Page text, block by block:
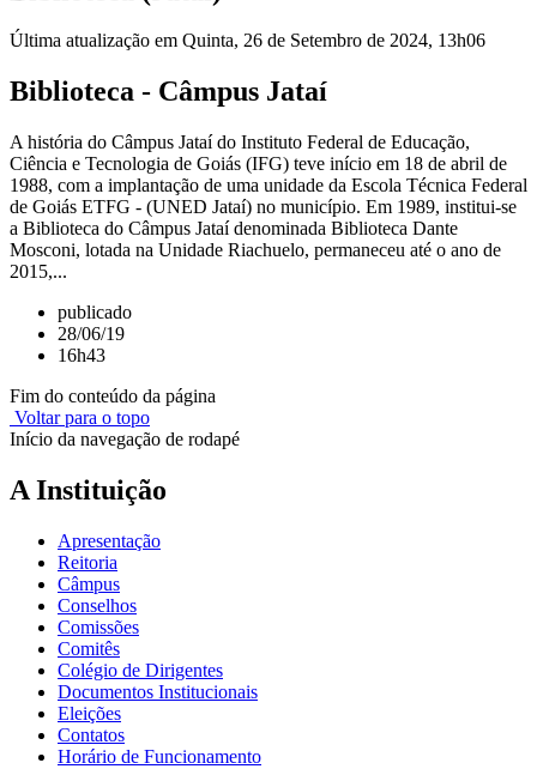
Última atualização em Quinta, 26 de Setembro de 2024, 13h06
Biblioteca - Câmpus Jataí
A história do Câmpus Jataí do Instituto Federal de Educação,
Ciência e Tecnologia de Goiás (IFG) teve início em 18 de abril de
1988, com a implantação de uma unidade da Escola Técnica Federal
de Goiás ETFG - (UNED Jataí) no município. Em 1989, institui-se
a Biblioteca do Câmpus Jataí denominada Biblioteca Dante
Mosconi, lotada na Unidade Riachuelo, permaneceu até o ano de
2015,...
publicado
28/06/19
16h43
Fim do conteúdo da página
Voltar para o topo
Início da navegação de rodapé
A Instituição
Apresentação
Reitoria
Câmpus
Conselhos
Comissões
Comitês
Colégio de Dirigentes
Documentos Institucionais
Eleições
Contatos
Horário de Funcionamento